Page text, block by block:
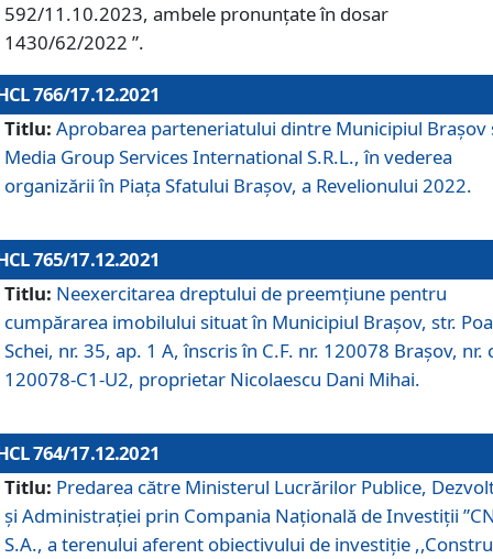
592/11.10.2023, ambele pronunțate în dosar
1430/62/2022 ”.
766/17.12.2021
Titlu: Aprobarea parteneriatului dintre Municipiul Brașov
Media Group Services International S.R.L., în vederea
organizării în Piața Sfatului Brașov, a Revelionului 2022.
765/17.12.2021
Titlu: Neexercitarea dreptului de preemţiune pentru
cumpărarea imobilului situat în Municipiul Braşov, str.
Schei, nr. 35, ap. 1 A, înscris în C.F. nr. 120078 Brașov, nr.
120078-C1-U2, proprietar Nicolaescu Dani Mihai.
764/17.12.2021
Titlu: Predarea către Ministerul Lucrărilor Publice,
și Administrației prin Compania Naţională de Investiţii
S.A., a terenului aferent obiectivului de investiţie